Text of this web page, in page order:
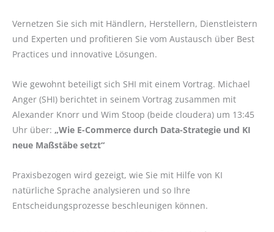
Vernetzen Sie sich mit Händlern, Herstellern, Dienstleistern
und Experten und profitieren Sie vom Austausch über Best
Practices und innovative Lösungen.
Wie gewohnt beteiligt sich SHI mit einem Vortrag. Michael
Anger (SHI) berichtet in seinem Vortrag zusammen mit
Alexander Knorr und Wim Stoop (beide cloudera) um 13:45
Uhr über: „Wie E-Commerce durch Data-Strategie und KI
neue Maßstäbe setzt“
Praxisbezogen wird gezeigt, wie Sie mit Hilfe von KI
natürliche Sprache analysieren und so Ihre
Entscheidungsprozesse beschleunigen können.